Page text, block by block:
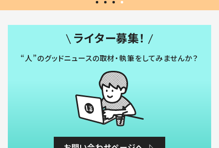
ライター募集！
“人”のグッドニュースの取材・執筆をしてみませんか？